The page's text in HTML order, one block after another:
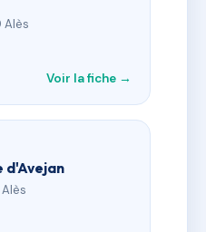
Alès
Voir la fiche →
d'Avejan